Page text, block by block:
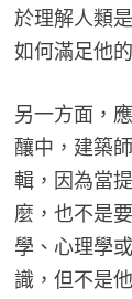
於理解人類
如何滿足他
另一方面，
釀中，建築
輯，因為當
麼，也不是
學、心理學
識，但不是